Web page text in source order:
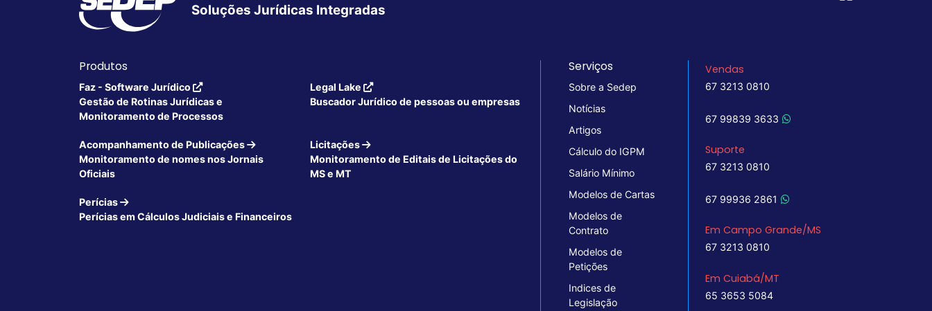
Soluções Jurídicas Integradas
Produtos
Faz - Software Jurídico
Gestão de Rotinas Jurídicas e
Monitoramento de Processos
Legal Lake
Buscador Jurídico de pessoas ou empresas
Acompanhamento de Publicações
Monitoramento de nomes nos Jornais
Oficiais
Licitações
Monitoramento de Editais de Licitações do
MS e MT
Perícias
Perícias em Cálculos Judiciais e Financeiros
Serviços
Sobre a Sedep
Notícias
Artigos
Cálculo do IGPM
Salário Mínimo
Modelos de Cartas
Modelos de
Contrato
Modelos de
Petições
Indices de
Legislação
Vendas
67 3213 0810
67 99839 3633
Suporte
67 3213 0810
67 99936 2861
Em Campo Grande/MS
67 3213 0810
Em Cuiabá/MT
65 3653 5084